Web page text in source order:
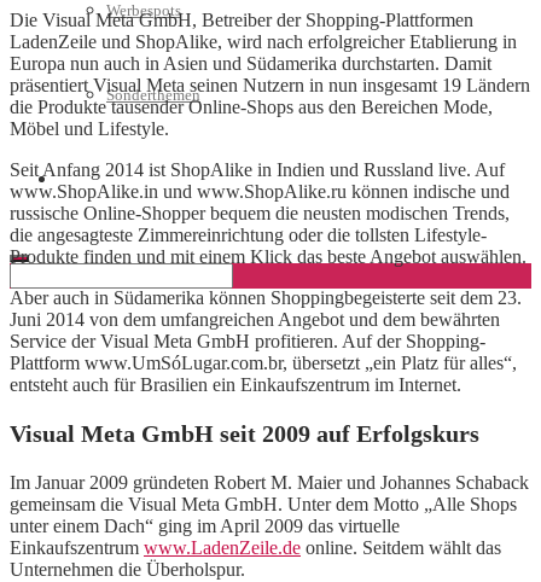
Werbespots
Sonderthemen
Geschäftskonto eröffnen
Die Visual Meta GmbH, Betreiber der Shopping-Plattformen
LadenZeile und ShopAlike, wird nach erfolgreicher Etablierung in
Europa nun auch in Asien und Südamerika durchstarten. Damit
präsentiert Visual Meta seinen Nutzern in nun insgesamt 19 Ländern
die Produkte tausender Online-Shops aus den Bereichen Mode,
Möbel und Lifestyle.
Seit Anfang 2014 ist ShopAlike in Indien und Russland live. Auf
www.ShopAlike.in und www.ShopAlike.ru können indische und
russische Online-Shopper bequem die neusten modischen Trends,
die angesagteste Zimmereinrichtung oder die tollsten Lifestyle-
Produkte finden und mit einem Klick das beste Angebot auswählen.
Aber auch in Südamerika können Shoppingbegeisterte seit dem 23.
Juni 2014 von dem umfangreichen Angebot und dem bewährten
Service der Visual Meta GmbH profitieren. Auf der Shopping-
Plattform www.UmSóLugar.com.br, übersetzt „ein Platz für alles“,
entsteht auch für Brasilien ein Einkaufszentrum im Internet.
Visual Meta GmbH seit 2009 auf Erfolgskurs
Im Januar 2009 gründeten Robert M. Maier und Johannes Schaback
gemeinsam die Visual Meta GmbH. Unter dem Motto „Alle Shops
unter einem Dach“ ging im April 2009 das virtuelle
Einkaufszentrum www.LadenZeile.de online. Seitdem wählt das
Unternehmen die Überholspur.